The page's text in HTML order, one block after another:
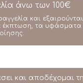
άνω των 100€
και
έκπτωση, τα υφάσματα
και αποδέχομαι